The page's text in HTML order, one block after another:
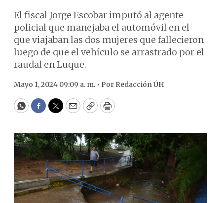
El fiscal Jorge Escobar imputó al agente
policial que manejaba el automóvil en el
que viajaban las dos mujeres que fallecieron
luego de que el vehículo se arrastrado por el
raudal en Luque.
Mayo 1, 2024 09:09 a. m. • Por Redacción ÚH
WhatsApp
Facebook
Twitter
EmailCopyPrint